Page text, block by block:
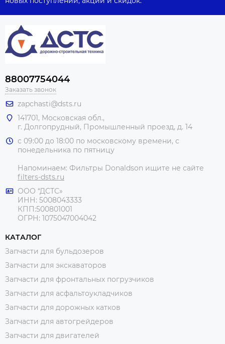
88007754044
Заказать звонок
zapchasti@dsts.ru
141701, Московская обл.,
г. Долгопрудный, Промышленный проезд, д. 14
с 09:00 до 18:00 по московскому времени, с
понедельника по пятницу
Напоминаем: Фильтры Donaldson ищите не сайте
filters-dsts.ru
ООО “ДСТС»
ИНН: 5008043333
КПП:500801001
ОГРН: 1075047004042
КАТАЛОГ
Запчасти для бульдозеров
Запчасти для экскаваторов
Запчасти для фронтальных погрузчиков
Запчасти для асфальтоукладчиков
Запчасти для дорожных катков
Запчасти для автогрейдеров
Запчасти для двигателей